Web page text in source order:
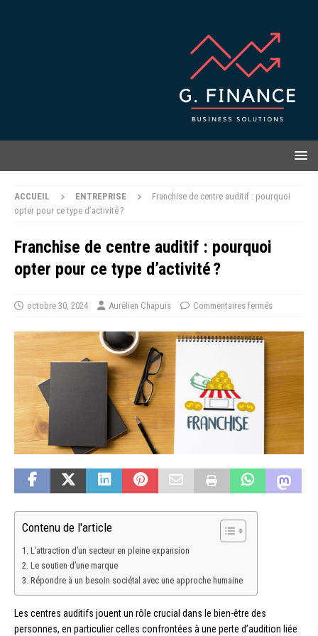
ACCUEIL ENTREPRISE
Franchise de centre auditif : pourquoi
opter pour ce type d’activité ?
Franchise de centre auditif : pourquoi
opter pour ce type d’activité ?
octobre 30, 2024 Aurélien Chapuis Commentaires fermés
Contenu de l'article
L’attraction d’un secteur en pleine expansion
Le soutien d’une marque
Répondre à un besoin sociétal avec une approche humaine
Les centres auditifs jouent un rôle crucial dans le bien-être des
personnes, en particulier celles confrontées à une perte d’audition liée